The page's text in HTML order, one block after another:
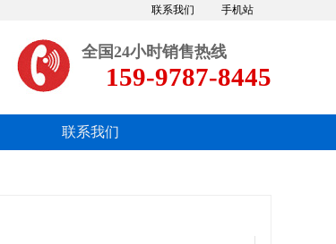
手机站
联系我们
全国24小时销售热线
159-9787-8445
联系我们